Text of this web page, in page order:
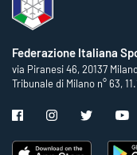
Federazione Italiana
via Piranesi 46, 20137
Tribunale di Milano n° 63,